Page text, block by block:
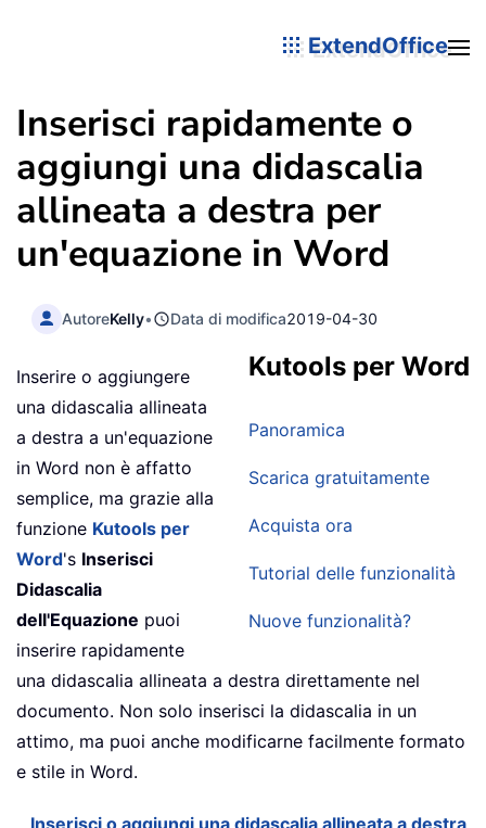
ExtendOffice
Inserisci rapidamente o
aggiungi una didascalia
allineata a destra per
un'equazione in Word
AutoreKelly• Data di modifica2019-04-30
Kutools per Word
Panoramica
Scarica gratuitamente
Acquista ora
Tutorial delle funzionalità
Nuove funzionalità?
Inserire o aggiungere
una didascalia allineata
a destra a un'equazione
in Word non è affatto
semplice, ma grazie alla
funzione Kutools per
Word's Inserisci
Didascalia
dell'Equazione puoi
inserire rapidamente
una didascalia allineata a destra direttamente nel
documento. Non solo inserisci la didascalia in un
attimo, ma puoi anche modificarne facilmente formato
e stile in Word.